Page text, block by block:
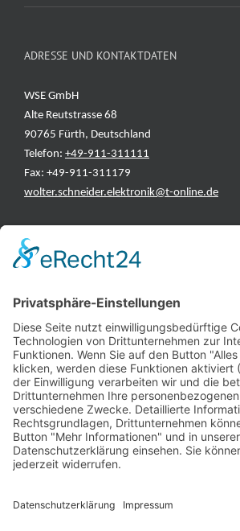
ADRESSE UND KONTAKTDATEN
WSE GmbH
Alte Reutstrasse 68
90765 Fürth, Deutschland
Telefon: +49-911-311111
Fax: +49-911-311179
wolter.schneider.elektronik@t-online.de
INFORMATIONEN
Hersteller
Fehlerliste
Impressum
Datenschutzerklärung